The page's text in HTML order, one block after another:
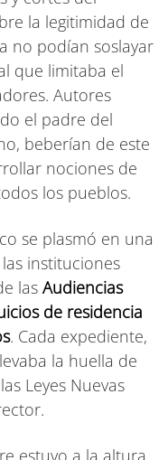
la legitimidad de
no podían soslayar
que limitaba el
Autores
el padre del
beberían de este
nociones de
los pueblos.
se plasmó en una
instituciones
las Audiencias
de residencia
. Cada expediente,
la huella de
Leyes Nuevas
estuvo a la altura